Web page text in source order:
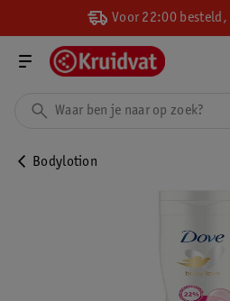
Voor 22:00
Bodylotion